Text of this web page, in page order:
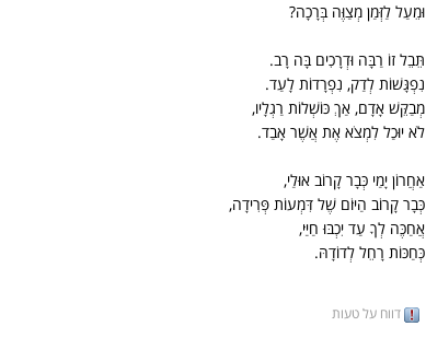
וּמֵעַל לַזְּמַן מְצַוֶּה בְּרָכָה?
תֵּבֵל זוֹ רַבָּה וּדְרָכִים בָּה רָב.
נִפְגָּשׁוֹת לְדַק, נִפְרָדוֹת לָעַד.
מְבַקֵּשׁ אָדָם, אַךְ כּוֹשְׁלוֹת רַגְלָיו,
לֹא יוּכַל לִמְצֹא אֶת אֲשֶׁר אָבַד.
אַחֲרוֹן יָמַי כְּבָר קָרוֹב אוּלַי,
כְּבָר קָרוֹב הַיּוֹם שֶׁל דִּמְעוֹת פְּרִידָה,
אֲחַכֶּה לְךָ עַד יִכְבּוּ חַיַּי,
כְּחַכּוֹת רָחֵל לְדוֹדָהּ.
דווח על טעות